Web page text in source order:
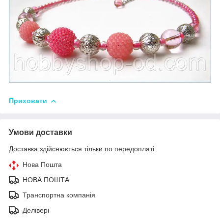
Приховати
Умови доставки
Доставка здійснюється тільки по передоплаті.
Нова Пошта
НОВА ПОШТА
Транспортна компанія
Делівері